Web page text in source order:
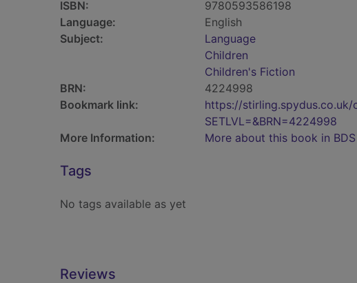
ISBN:
9780593586198
Language:
English
Subject:
Language
Children
Children's Fiction
BRN:
4224998
Bookmark link:
https://stirling.spydus.co.uk/
SETLVL=&BRN=4224998
More Information:
More about this book in BDS
Tags
No tags available as yet
Reviews